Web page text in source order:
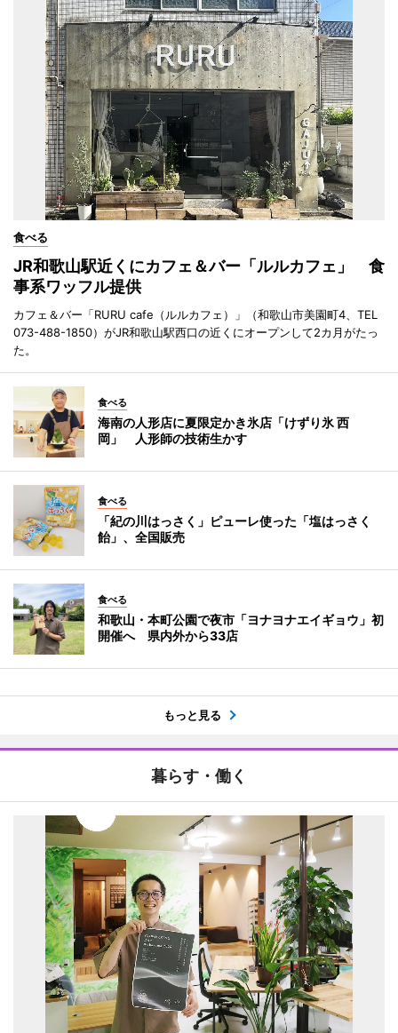
食べる
JR和歌山駅近くにカフェ＆バー「ルルカフェ」 食
事系ワッフル提供
カフェ＆バー「RURU cafe（ルルカフェ）」（和歌山市美園町4、TEL
073-488-1850）がJR和歌山駅西口の近くにオープンして2カ月がたっ
た。
食べる
海南の人形店に夏限定かき氷店「けずり氷 西
岡」 人形師の技術生かす
食べる
「紀の川はっさく」ピューレ使った「塩はっさく
飴」、全国販売
食べる
和歌山・本町公園で夜市「ヨナヨナエイギョウ」初
開催へ 県内外から33店
もっと見る
暮らす・働く